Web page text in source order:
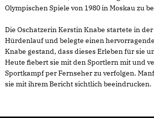
Olympischen Spiele von 1980 in Moskau zu
Die Oschatzerin Kerstin Knabe startete in
Hürdenlauf und belegte einen
Knabe gestand, dass dieses Erleben für sie
Heute fiebert sie mit den Sportlern mit und
Sportkampf per Fernseher zu verfolgen.
sie mit ihrem Bericht sichtlich beeindrucken.